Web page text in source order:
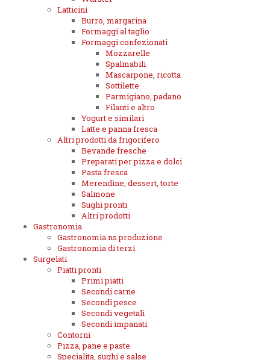
Latticini
Burro, margarina
Formaggi al taglio
Formaggi confezionati
Mozzarelle
Spalmabili
Mascarpone, ricotta
Sottilette
Parmigiano, padano
Filanti e altro
Yogurt e similari
Latte e panna fresca
Altri prodotti da frigorifero
Bevande fresche
Preparati per pizza e dolci
Pasta fresca
Merendine, dessert, torte
Salmone
Sughi pronti
Altri prodotti
Gastronomia
Gastronomia ns.produzione
Gastronomia di terzi
Surgelati
Piatti pronti
Primi piatti
Secondi carne
Secondi pesce
Secondi vegetali
Secondi impanati
Contorni
Pizza, pane e paste
Specialita, sughi e salse